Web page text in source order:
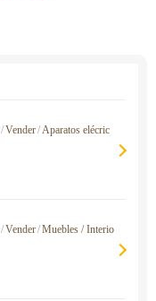
/Vender/Aparatos elécric
/Vender/Muebles / Interio